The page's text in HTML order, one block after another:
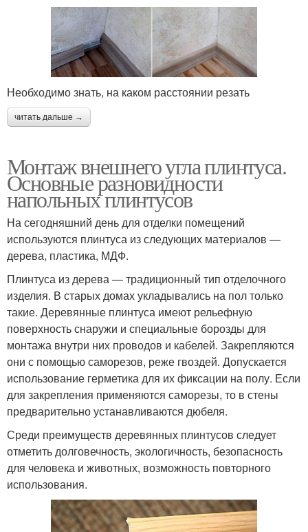
Необходимо знать, на каком расстоянии резать
читать дальше →
Монтаж внешнего угла плинтуса.
Основные разновидности
напольных плинтусов
На сегодняшний день для отделки помещений
используются плинтуса из следующих материалов —
дерева, пластика, МДФ.
Плинтуса из дерева — традиционный тип отделочного
изделия. В старых домах укладывались на пол только
такие. Деревянные плинтуса имеют рельефную
поверхность снаружи и специальные борозды для
монтажа внутри них проводов и кабелей. Закрепляются
они с помощью саморезов, реже гвоздей. Допускается
использование герметика для их фиксации на полу. Если
для закрепления применяются саморезы, то в стены
предварительно устанавливаются дюбеля.
Среди преимуществ деревянных плинтусов следует
отметить долговечность, экологичность, безопасность
для человека и животных, возможность повторного
использования.